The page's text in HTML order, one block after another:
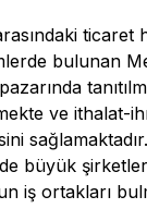
ticaret
bulunan
ve ithalat-
büyük
iş ortakları